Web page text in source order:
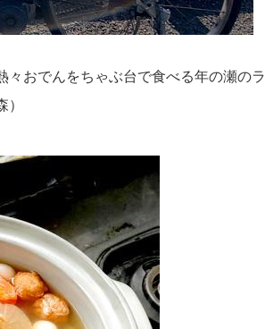
々おでんをちゃぶ台で食べる年の瀬のラ
）